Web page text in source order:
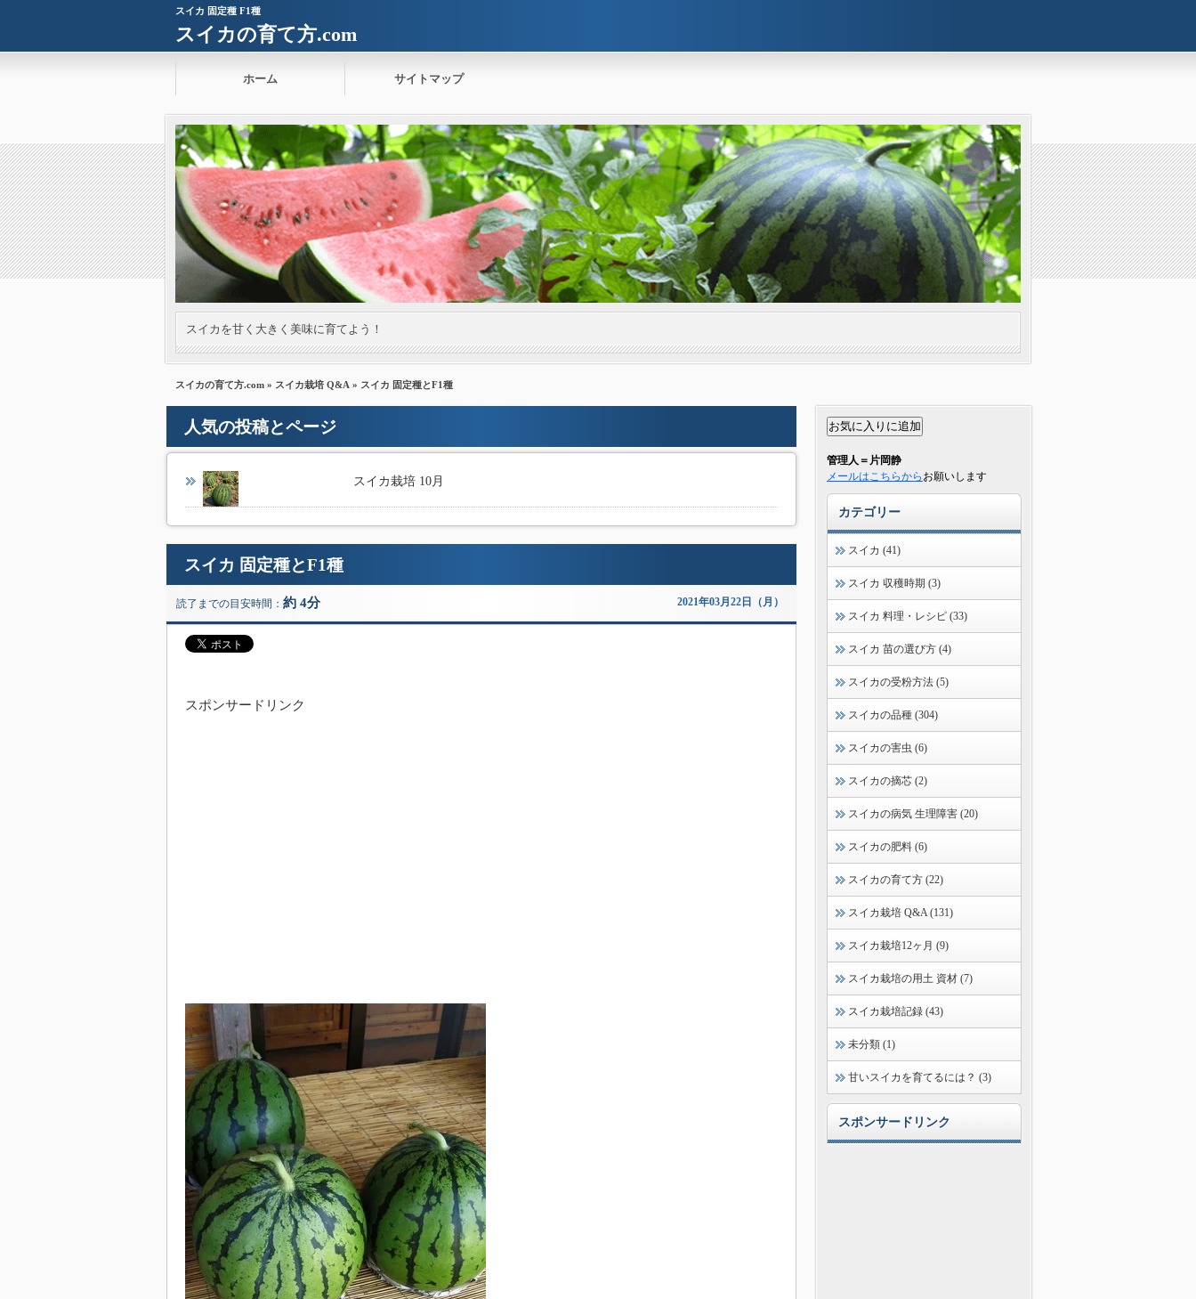
スイカ 固定種 F1種
スイカの育て方.com
ホーム サイトマップ
スイカを甘く大きく美味に育てよう！
スイカの育て方.com » スイカ栽培 Q&A » スイカ 固定種とF1種
人気の投稿とページ
スイカ栽培 10月
スイカ 固定種とF1種
読了までの目安時間： 約 4分 2021年03月22日（月）
スポンサードリンク
管理人＝片岡静
メールはこちらから お願いします
カテゴリー
スイカ (41)
スイカ 収穫時期 (3)
スイカ 料理・レシピ (33)
スイカ 苗の選び方 (4)
スイカの受粉方法 (5)
スイカの品種 (304)
スイカの害虫 (6)
スイカの摘芯 (2)
スイカの病気 生理障害 (20)
スイカの肥料 (6)
スイカの育て方 (22)
スイカ栽培 Q&A (131)
スイカ栽培12ヶ月 (9)
スイカ栽培の用土 資材 (7)
スイカ栽培記録 (43)
未分類 (1)
甘いスイカを育てるには？ (3)
スポンサードリンク